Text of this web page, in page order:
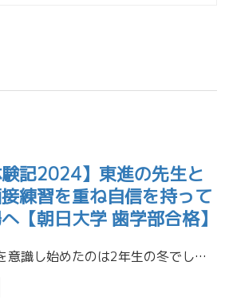
験記2024】東進の先生と
練習を重ね自信を持って
【朝日大学 歯学部合格】
私が受験を意識し始めたのは2年生の冬でした。「もうすぐ受験生になるのだ」と思ったとき、今までの勉強法や生活を本気で変えようと決めました。東進でも、何度も担任の先生から学習方法の相談に乗っていただき、自分からも相談に行き […]